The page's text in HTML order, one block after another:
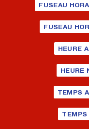
FUSEAU
FUSEAU
HEURE
HEURE
TEMPS
TEMPS